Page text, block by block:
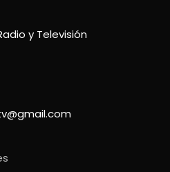
y Televisión